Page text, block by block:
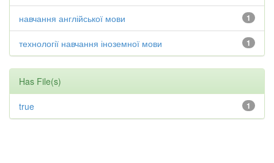
1
навчання англійської мови
1
технології навчання іноземної мови
Has File(s)
1
true